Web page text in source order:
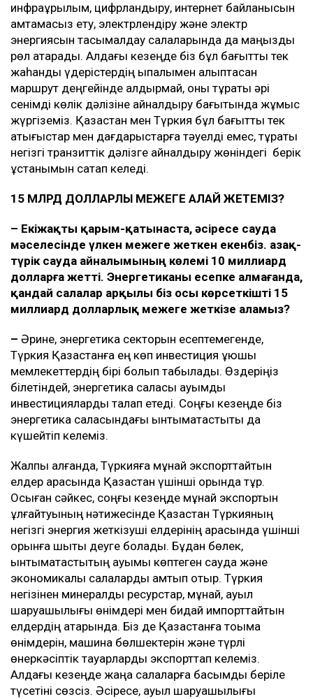
инфрақұрылым, цифрландыру, интернет байланысын
қамтамасыз ету, электрлендіру және электр
энергиясын тасымалдау салаларында да маңызды
рөл атқарады. Алдағы кезеңде біз бұл бағытты тек
жаһандық үдерістердің ықпалымен қалыптасқан
маршрут деңгейінде қалдырмай, оны тұрақты әрі
сенімді көлік дәлізіне айналдыру бағытында жұмыс
жүргіземіз. Қазақстан мен Түркия бұл бағытты тек
қақтығыстар мен дағдарыстарға тәуелді емес, тұрақты
негізгі транзиттік дәлізге айналдыру жөніндегі берік
ұстанымын сақтап келеді.
15 МЛРД ДОЛЛАРЛЫҚ МЕЖЕГЕ ҚАЛАЙ ЖЕТЕМІЗ?
– Екіжақты қарым-қатынаста, әсіресе сауда
мәселесінде үлкен межеге жеткен екенбіз. Қазақ-
түрік сауда айналымының көлемі 10 миллиард
долларға жетті. Энергетиканы есепке алмағанда,
қандай салалар арқылы біз осы көрсеткішті 15
миллиард долларлық межеге жеткізе аламыз?
– Әрине, энергетика секторын есептемегенде,
Түркия Қазақстанға ең көп инвестиция құюшы
мемлекеттердің бірі болып табылады. Өздеріңіз
білетіндей, энергетика саласы ауқымды
инвестицияларды талап етеді. Соңғы кезеңде біз
энергетика саласындағы ынтымақтастықты да
күшейтіп келеміз.
Жалпы алғанда, Түркияға мұнай экспорттайтын
елдер арасында Қазақстан үшінші орында тұр.
Осыған сәйкес, соңғы кезеңде мұнай экспортын
ұлғайтуының нәтижесінде Қазақстан Түркияның
негізгі энергия жеткізуші елдерінің арасында үшінші
орынға шықты деуге болады. Бұдан бөлек,
ынтымақтастықтың ауқымы көптеген сауда және
экономикалық салаларды қамтып отыр. Түркия
негізінен минералдық ресурстар, мұнай, ауыл
шаруашылығы өнімдері мен бидай импорттайтын
елдердің қатарында. Біз де Қазақстанға тоқыма
өнімдерін, машина бөлшектерін және түрлі
өнеркәсіптік тауарларды экспорттап келеміз.
Алдағы кезеңде жаңа салаларға басымдық беріле
түсетіні сөзсіз. Әсіресе, ауыл шаруашылығы